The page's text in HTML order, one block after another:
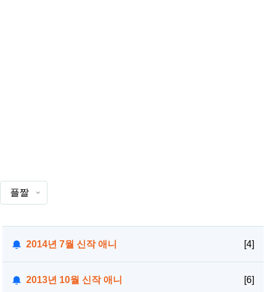
플짤
2014년 7월 신작 애니 [4]
2013년 10월 신작 애니 [6]